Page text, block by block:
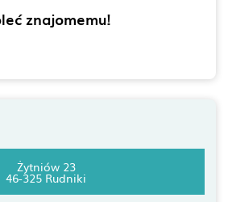
znajomemu!
Żytniów 23
46-325 Rudniki